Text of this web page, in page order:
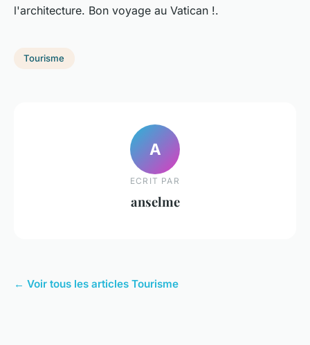
l'architecture. Bon voyage au Vatican !.
Tourisme
A
ECRIT PAR
anselme
← Voir tous les articles Tourisme